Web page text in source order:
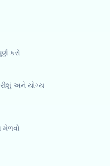
કરો
અને યોગ્ય
મેળવો